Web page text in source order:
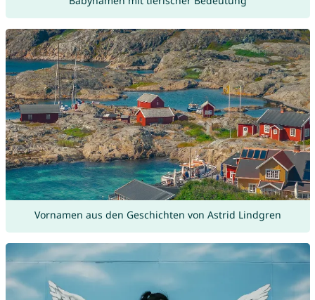
Vornamen aus den Geschichten von Astrid Lindgren